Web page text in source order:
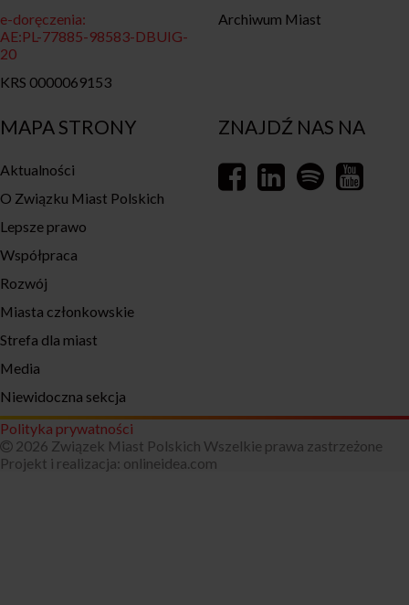
MAPA STRONY
Aktualności
O Związku Miast Polskich
Lepsze prawo
Współpraca
Rozwój
Miasta członkowskie
Strefa dla miast
Media
Niewidoczna sekcja
e-doręczenia:
AE:PL-77885-98583-DBUIG-
20
KRS 0000069153
Archiwum Miast
ZNAJDŹ NAS NA
Polityka prywatności
2026 Związek Miast Polskich Wszelkie prawa zastrzeżone
Projekt i realizacja: onlineidea.com